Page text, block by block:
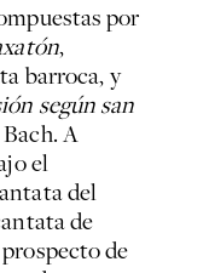
por
,
barroca, y
según san
A
el
del
de
de